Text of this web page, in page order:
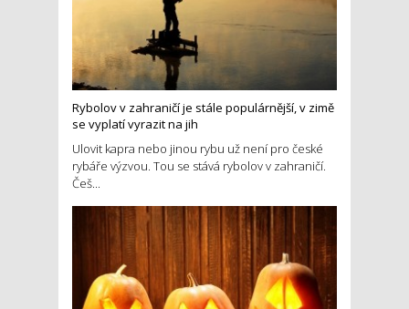
Rybolov v zahraničí je stále populárnější, v zimě
se vyplatí vyrazit na jih
Ulovit kapra nebo jinou rybu už není pro české
rybáře výzvou. Tou se stává rybolov v zahraničí.
Češ...